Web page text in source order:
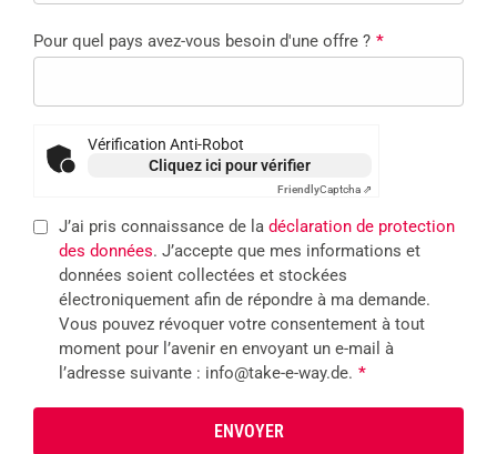
Pour quel pays avez-vous besoin d'une offre ? *
Vérification Anti-Robot
Cliquez ici pour vérifier
FriendlyCaptcha ⇗
J’ai pris connaissance de la déclaration de protection
des données. J’accepte que mes informations et
données soient collectées et stockées
électroniquement afin de répondre à ma demande.
Vous pouvez révoquer votre consentement à tout
moment pour l’avenir en envoyant un e-mail à
l’adresse suivante : info@take-e-way.de. *